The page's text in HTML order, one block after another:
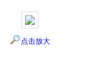
点击放大